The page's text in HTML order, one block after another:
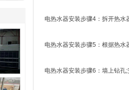
电热水器安装步骤4：拆开热水
电热水器安装步骤5：根据热水
电热水器安装步骤6：墙上钻孔;